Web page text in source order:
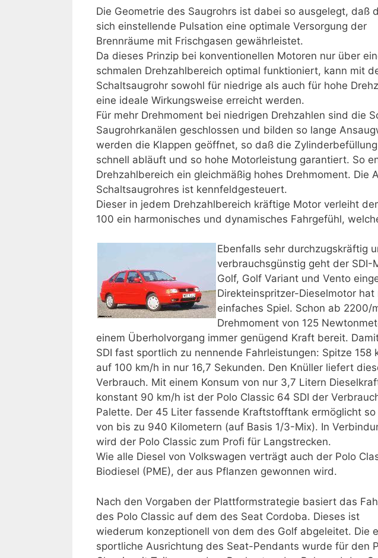
Die Geometrie des Saugrohrs ist dabei so ausgelegt, daß
sich einstellende Pulsation eine optimale Versorgung der
Brennräume mit Frischgasen gewährleistet.
Da dieses Prinzip bei konventionellen Motoren nur über
schmalen Drehzahlbereich optimal funktioniert, kann mit
Schaltsaugrohr sowohl für niedrige als auch für hohe
eine ideale Wirkungsweise erreicht werden.
Für mehr Drehmoment bei niedrigen Drehzahlen sind die
Saugrohrkanälen geschlossen und bilden so lange
werden die Klappen geöffnet, so daß die
schnell abläuft und so hohe Motorleistung garantiert. So
Drehzahlbereich ein gleichmäßig hohes Drehmoment. Die
Schaltsaugrohres ist kennfeldgesteuert.
Dieser in jedem Drehzahlbereich kräftige Motor verleiht
100 ein harmonisches und dynamisches Fahrgefühl,
Ebenfalls sehr durchzugskräftig
verbrauchsgünstig geht der SDI-
Golf, Golf Variant und Vento
Direkteinspritzer-Dieselmotor
einfaches Spiel. Schon ab 2200/
Drehmoment von 125
einem Überholvorgang immer genügend Kraft bereit.
SDI fast sportlich zu nennende Fahrleistungen: Spitze 158
auf 100 km/h in nur 16,7 Sekunden. Den Knüller liefert
Verbrauch. Mit einem Konsum von nur 3,7 Litern
konstant 90 km/h ist der Polo Classic 64 SDI der
Palette. Der 45 Liter fassende Kraftstofftank ermöglicht
von bis zu 940 Kilometern (auf Basis 1/3-Mix). In
wird der Polo Classic zum Profi für Langstrecken.
Wie alle Diesel von Volkswagen verträgt auch der Polo
Biodiesel (PME), der aus Pflanzen gewonnen wird.
Nach den Vorgaben der Plattformstrategie basiert das
des Polo Classic auf dem des Seat Cordoba. Dieses ist
wiederum konzeptionell von dem des Golf abgeleitet. Die
sportliche Ausrichtung des Seat-Pendants wurde für den